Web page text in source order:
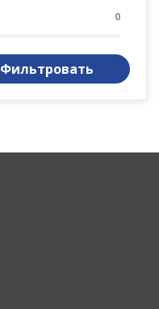
0
Фильтровать